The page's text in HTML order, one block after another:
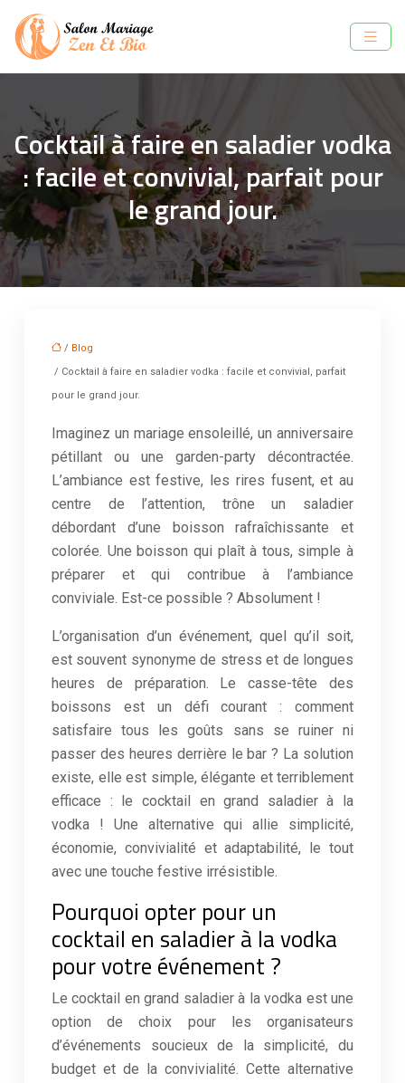
Cocktail à faire en saladier vodka
: facile et convivial, parfait pour
le grand jour.
/ Blog
/ Cocktail à faire en saladier vodka : facile et convivial, parfait
pour le grand jour.
Imaginez un mariage ensoleillé, un anniversaire
pétillant ou une garden-party décontractée.
L’ambiance est festive, les rires fusent, et au
centre de l’attention, trône un saladier
débordant d’une boisson rafraîchissante et
colorée. Une boisson qui plaît à tous, simple à
préparer et qui contribue à l’ambiance
conviviale. Est-ce possible ? Absolument !
L’organisation d’un événement, quel qu’il soit,
est souvent synonyme de stress et de longues
heures de préparation. Le casse-tête des
boissons est un défi courant : comment
satisfaire tous les goûts sans se ruiner ni
passer des heures derrière le bar ? La solution
existe, elle est simple, élégante et terriblement
efficace : le cocktail en grand saladier à la
vodka ! Une alternative qui allie simplicité,
économie, convivialité et adaptabilité, le tout
avec une touche festive irrésistible.
Pourquoi opter pour un
cocktail en saladier à la vodka
pour votre événement ?
Le cocktail en grand saladier à la vodka est une
option de choix pour les organisateurs
d’événements soucieux de la simplicité, du
budget et de la convivialité. Cette alternative